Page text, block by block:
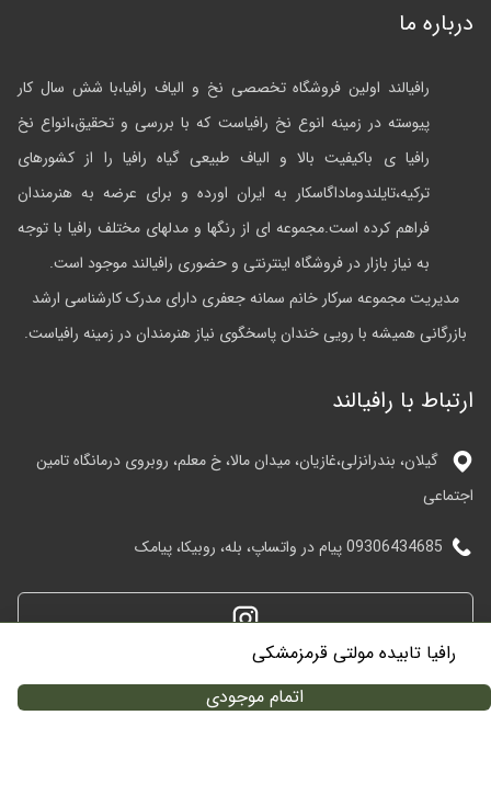
رافیا تابیده مولتی قرمزمشکی
اتمام موجودی مشاوره نیاز دارید؟
درباره ما
رافیالند اولین فروشگاه تخصصی نخ و الیاف رافیا،با شش سال کار
پیوسته در زمینه انوع نخ رافیاست که با بررسی و تحقیق،انواع نخ
رافیا ی باکیفیت بالا و الیاف طبیعی گیاه رافیا را از کشورهای
ترکیه،تایلندوماداگاسکار به ایران اورده و برای عرضه به هنرمندان
فراهم کرده است.مجموعه ای از رنگها و مدلهای مختلف رافیا با توجه
به نیاز بازار در فروشگاه اینترنتی و حضوری رافیالند موجود است.
مدیریت مجموعه سرکار خانم سمانه جعفری دارای مدرک کارشناسی ارشد
بازرگانی همیشه با رویی خندان پاسخگوی نیاز هنرمندان در زمینه رافیاست.
ارتباط با رافیالند
گیلان، بندرانزلی،غازیان، میدان مالا، خ معلم، روبروی درمانگاه تامین
اجتماعی
09306434685 پیام در واتساپ، بله، روبیکا، پیامک
تمامی حقوق این وبسایت متعلق به رافیالند می باشد.